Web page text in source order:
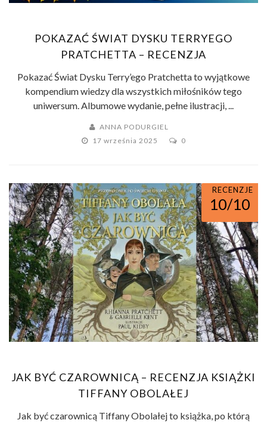
POKAZAĆ ŚWIAT DYSKU TERRYEGO
PRATCHETTA – RECENZJA
Pokazać Świat Dysku Terry’ego Pratchetta to wyjątkowe
kompendium wiedzy dla wszystkich miłośników tego
uniwersum. Albumowe wydanie, pełne ilustracji, ...
ANNA PODURGIEL
17 września 2025
0
RECENZJE
10/10
JAK BYĆ CZAROWNICĄ – RECENZJA KSIĄŻKI
TIFFANY OBOLAŁEJ
Jak być czarownicą Tiffany Obolałej to książka, po którą